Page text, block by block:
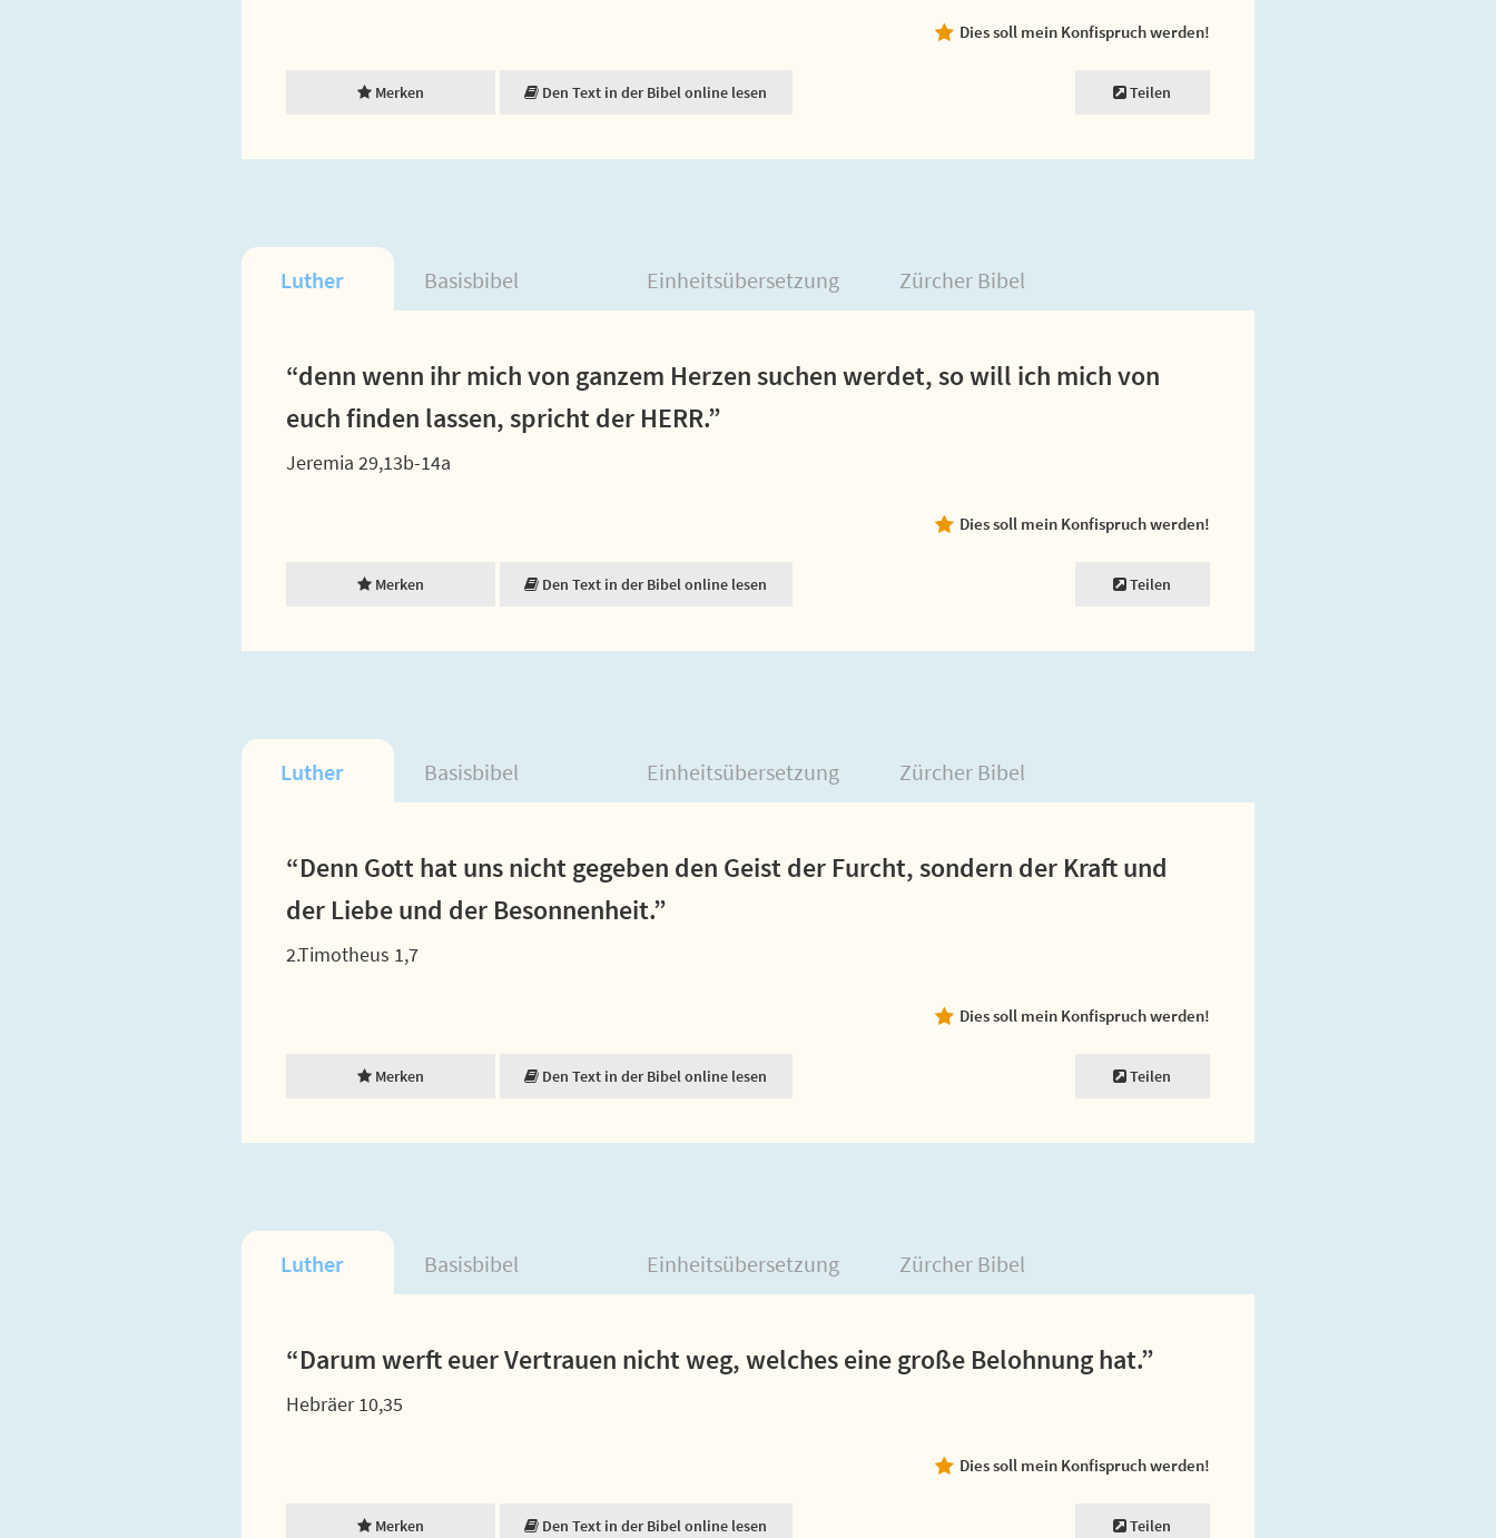
Dies soll mein Konfispruch werden!
Merken Den Text in der Bibel online lesen Teilen
Luther Basisbibel Einheitsübersetzung Zürcher Bibel
“denn wenn ihr mich von ganzem Herzen suchen werdet, so will ich mich von
euch finden lassen, spricht der HERR.”
Jeremia 29,13b-14a
Dies soll mein Konfispruch werden!
Merken Den Text in der Bibel online lesen Teilen
Luther Basisbibel Einheitsübersetzung Zürcher Bibel
“Denn Gott hat uns nicht gegeben den Geist der Furcht, sondern der Kraft und
der Liebe und der Besonnenheit.”
2.Timotheus 1,7
Dies soll mein Konfispruch werden!
Merken Den Text in der Bibel online lesen Teilen
Luther Basisbibel Einheitsübersetzung Zürcher Bibel
“Darum werft euer Vertrauen nicht weg, welches eine große Belohnung hat.”
Hebräer 10,35
Dies soll mein Konfispruch werden!
Merken Den Text in der Bibel online lesen Teilen